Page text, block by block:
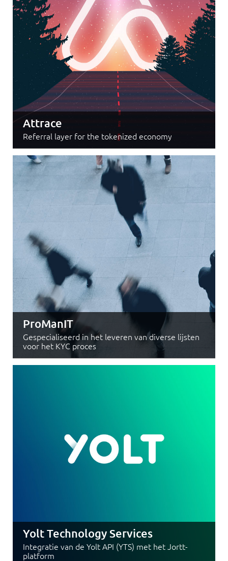
Attrace
Referral layer for the tokenized economy
ProManIT
Gespecialiseerd in het leveren van diverse lijsten
voor het KYC proces
Yolt Technology Services
Integratie van de Yolt API (YTS) met het Jortt-
platform